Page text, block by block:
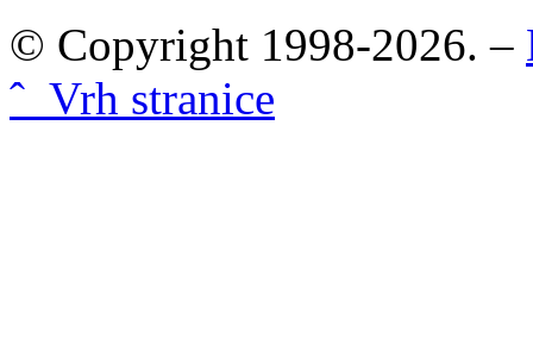
© Copyright 1998-2026. –
ˆ Vrh stranice